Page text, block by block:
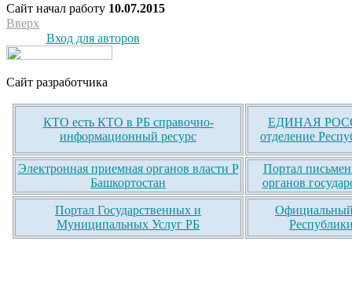
Сайт начал работу 10.07.2015
Вверх
Вход для авторов
Сайт разработчика
КТО есть КТО в РБ справочно-
информационный ресурс
ЕДИНАЯ
отделение
Электронная приемная органов власти Р
Башкортостан
Портал
органов
Портал Государственных и
Муниципальных Услуг РБ
Официальный